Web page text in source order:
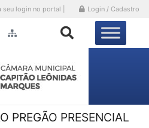
seu login no portal | Login / Cadastro
PREGÃO PRESENCIAL